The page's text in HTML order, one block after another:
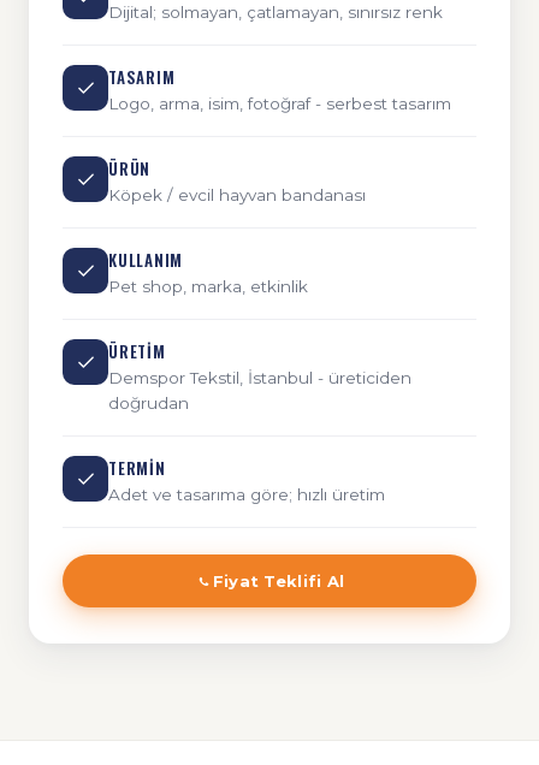
Dijital; solmayan, çatlamayan, sınırsız renk
TASARIM
Logo, arma, isim, fotoğraf - serbest tasarım
ÜRÜN
Köpek / evcil hayvan bandanası
KULLANIM
Pet shop, marka, etkinlik
ÜRETIM
Demspor Tekstil, İstanbul - üreticiden
doğrudan
TERMIN
Adet ve tasarıma göre; hızlı üretim
Fiyat Teklifi Al